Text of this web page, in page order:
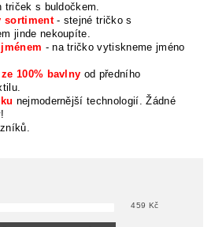
triček s buldočkem.
sortiment - stejné tričko s
jinde nekoupíte.
- na tričko vytiskneme jméno
100% bavlny od předního
nejmodernější technologií. Žádné
459 Kč